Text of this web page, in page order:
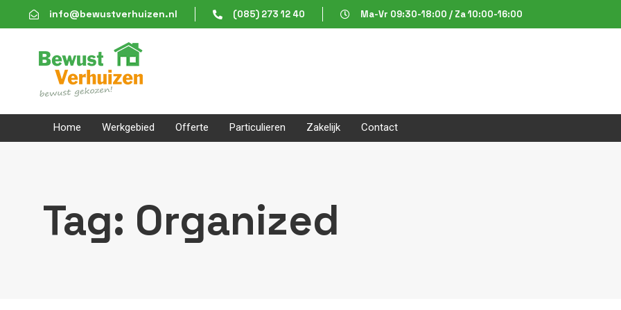
links
to
content
info@bewustverhuizen.nl (085) 273 12 40 Ma-Vr 09:30-18:00 / Za 10:00-16:00
Home Werkgebied Offerte Particulieren Zakelijk Contact
Tag: Organized